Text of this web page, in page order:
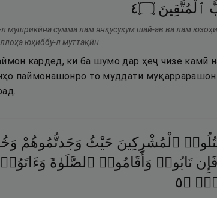
ٱلْمُتَّقِينَ ۝٤
мушрикӣна сумма лам янқусукум шай-ав ва лам
юҳиббу-л муттақӣн.
кардед, ки ба шумо дар ҳеҷ чизе камӣ
паймонашонро то муддати
ٱلْمُشْرِكِينَ حَيْثُ وَجَدتُّمُوهُمْ
فَإِن تَابُوا۟ وَأَقَامُوا۟ ٱلصَّلَوٰةَ وَءَاتَوُا۟
۝٥